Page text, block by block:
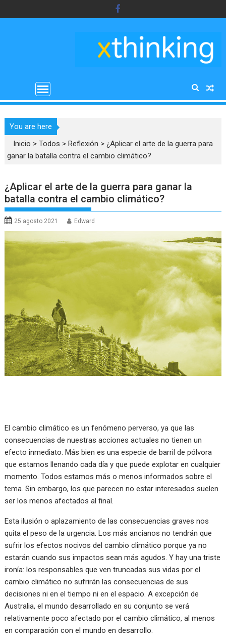
al
You are here
Inicio >Todos >Reflexión >¿Aplicar el arte de la guerra para
ganar la batalla contra el cambio climático?
¿Aplicar el arte de la guerra para ganar la
batalla contra el cambio climático?
25 agosto 2021 Edward
El cambio climático es un fenómeno perverso, ya que las
consecuencias de nuestras acciones actuales no tienen un
efecto inmediato. Más bien es una especie de barril de pólvora
que estamos llenando cada día y que puede explotar en cualquier
momento. Todos estamos más o menos informados sobre el
tema. Sin embargo, los que parecen no estar interesados suelen
ser los menos afectados al final.
Esta ilusión o aplazamiento de las consecuencias graves nos
quita el peso de la urgencia. Los más ancianos no tendrán que
sufrir los efectos nocivos del cambio climático porque ya no
estarán cuando sus impactos sean más agudos. Y hay una triste
ironía: los responsables que ven truncadas sus vidas por el
cambio climático no sufrirán las consecuencias de sus
decisiones ni en el tiempo ni en el espacio. A excepción de
Australia, el mundo desarrollado en su conjunto se verá
relativamente poco afectado por el cambio climático, al menos
en comparación con el mundo en desarrollo.